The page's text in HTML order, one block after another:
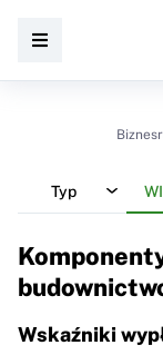
Typ
Wskaźniki